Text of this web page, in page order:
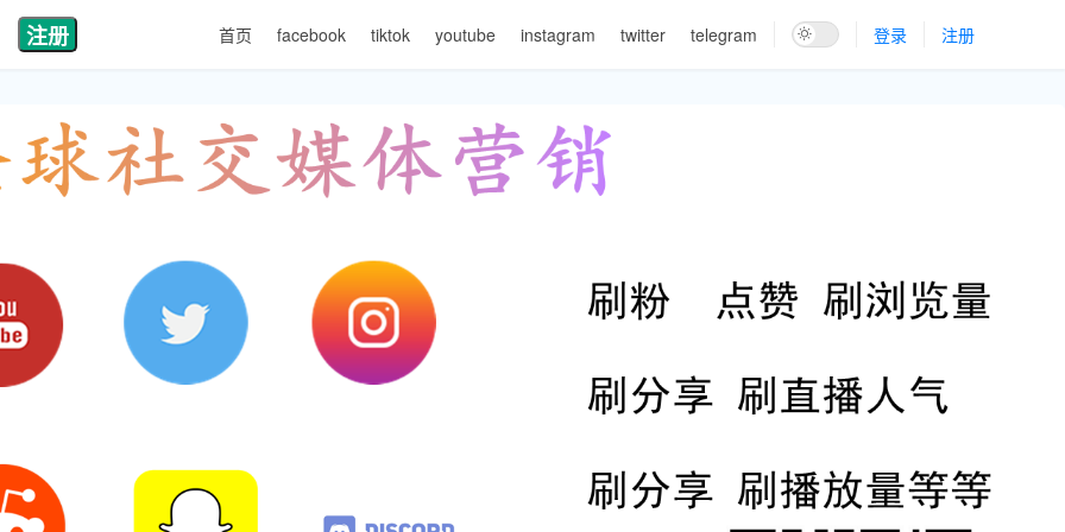
注册 首页 facebook tiktok youtube instagram twitter telegram 登录 注册